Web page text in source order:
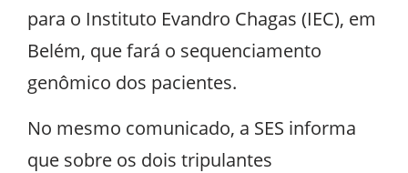
para o Instituto Evandro Chagas (IEC), em
Belém, que fará o sequenciamento
genômico dos pacientes.
No mesmo comunicado, a SES informa
que sobre os dois tripulantes